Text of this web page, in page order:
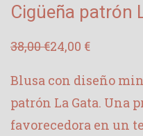
Cigüeña patrón
38,00€
El
era:
38,00 €.
24,00 €
El
es:
24,00 €.
Blusa con diseño
patrón La Gata. Una
favorecedora en un